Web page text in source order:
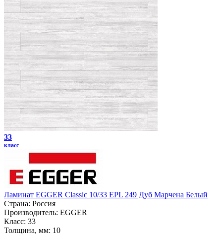
33
класс
Ламинат EGGER Classic 10/33 EPL 249 Дуб Марчена Белый
Страна: Россия
Производитель: EGGER
Класс: 33
Толщина, мм: 10